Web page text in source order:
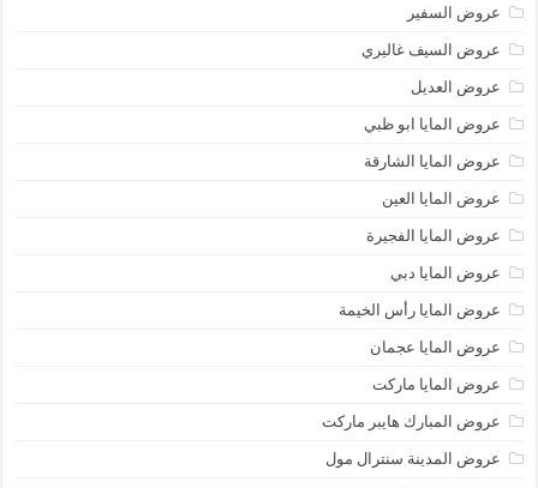
عروض السفير
عروض السيف غاليري
عروض العديل
عروض المايا ابو ظبي
عروض المايا الشارقة
عروض المايا العين
عروض المايا الفجيرة
عروض المايا دبي
عروض المايا رأس الخيمة
عروض المايا عجمان
عروض المايا ماركت
عروض المبارك هايبر ماركت
عروض المدينة سنترال مول